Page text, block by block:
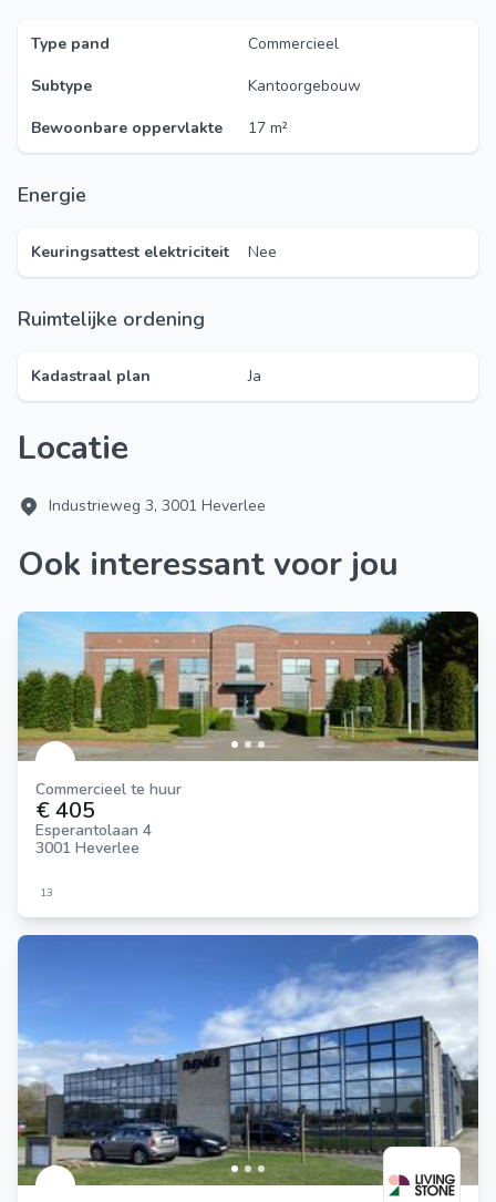
Type pand
Commercieel
Subtype
Kantoorgebouw
Bewoonbare oppervlakte
17 m²
Energie
Keuringsattest elektriciteit Nee
Ruimtelijke ordening
Kadastraal plan Ja
Locatie
Industrieweg 3, 3001 Heverlee
Ook interessant voor jou
Commercieel te huur
€ 405
Esperantolaan 4
3001 Heverlee
13